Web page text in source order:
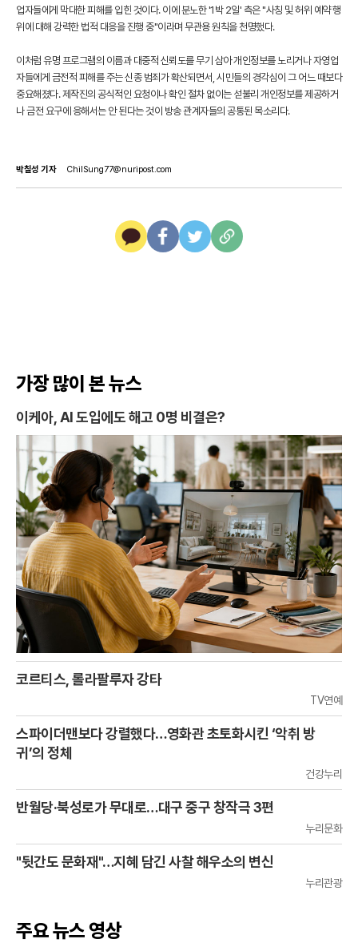
업자들에게 막대한 피해를 입힌 것이다. 이에 분노한 '1박 2일' 측은 "사칭 및 허위 예약 행
위에 대해 강력한 법적 대응을 진행 중"이라며 무관용 원칙을 천명했다.
이처럼 유명 프로그램의 이름과 대중적 신뢰도를 무기 삼아 개인정보를 노리거나 자영업
자들에게 금전적 피해를 주는 신종 범죄가 확산되면서, 시민들의 경각심이 그 어느 때보다
중요해졌다. 제작진의 공식적인 요청이나 확인 절차 없이는 섣불리 개인정보를 제공하거
나 금전 요구에 응해서는 안 된다는 것이 방송 관계자들의 공통된 목소리다.
박칠성 기자 ChilSung77@nuripost.com
가장 많이 본 뉴스
이케아, AI 도입에도 해고 0명 비결은?
코르티스, 롤라팔루자 강타
TV연예
스파이더맨보다 강렬했다…영화관 초토화시킨 ‘악취 방
귀’의 정체
건강누리
반월당·북성로가 무대로…대구 중구 창작극 3편
누리문화
"뒷간도 문화재"…지혜 담긴 사찰 해우소의 변신
누리관광
주요 뉴스 영상